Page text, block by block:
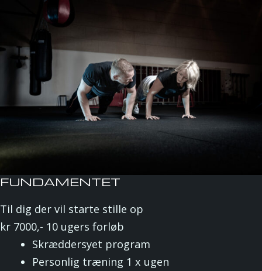
FUNDAMENTET
Til dig der vil starte stille op
kr 7000,- 10 ugers forløb
Skræddersyet program
Personlig træning 1 x ugen